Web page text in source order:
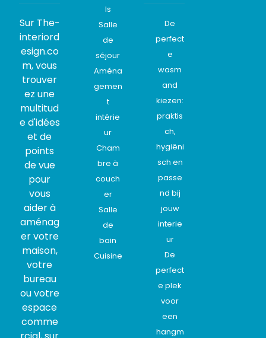
Sur The-
interiord
esign.co
m, vous
trouver
ez une
multitud
e d'idées
et de
points
de vue
pour
vous
aider à
aménag
er votre
maison,
votre
bureau
ou votre
espace
comme
ls
Salle
de
séjour
Aména
gemen
t
intérie
ur
Cham
bre à
couch
er
Salle
de
bain
Cuisine
De
perfect
e
wasm
and
kiezen:
praktis
ch,
hygiëni
sch en
passe
nd bij
jouw
interie
ur
De
perfect
e plek
voor
een
hangm